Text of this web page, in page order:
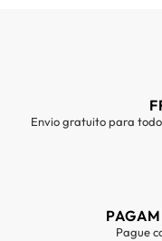
Envio gratuito para
Pague